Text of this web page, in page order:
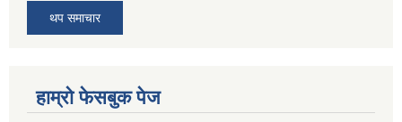
थप समाचार
हाम्रो फेसबुक पेज